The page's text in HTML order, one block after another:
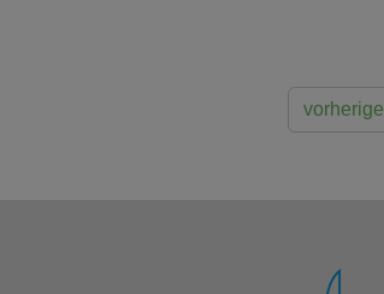
vorherige